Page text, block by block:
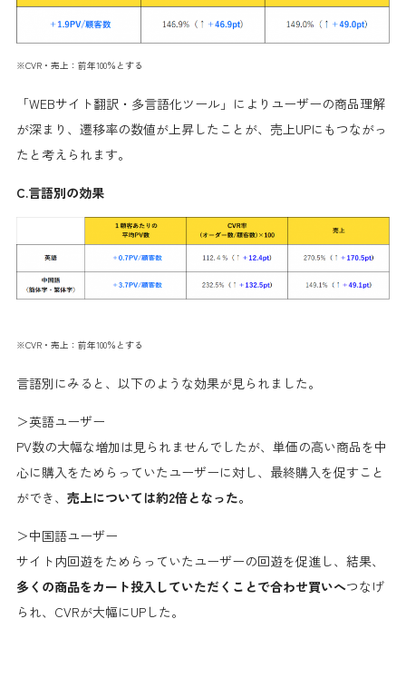
※CVR・売上：前年100％とする
「WEBサイト翻訳・多言語化ツール」によりユーザーの商品理解
が深まり、遷移率の数値が上昇したことが、売上UPにもつながっ
たと考えられます。
C.言語別の効果
※CVR・売上：前年100％とする
言語別にみると、以下のような効果が見られました。
＞英語ユーザー
PV数の大幅な増加は見られませんでしたが、単価の高い商品を中
心に購入をためらっていたユーザーに対し、最終購入を促すこと
ができ、 売上については約2倍となった。
＞中国語ユーザー
サイト内回遊をためらっていたユーザーの回遊を促進し、結果、
多くの商品をカート投入していただくことで合わせ買いへつなげ
られ、CVRが大幅にUPした。